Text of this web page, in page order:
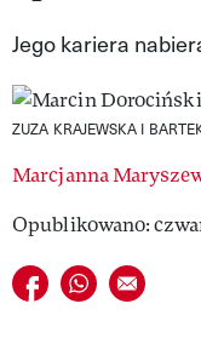
VIVA!PEOPLE POWER
VIVA!ITAKA
MAGAZYN VIVA!
Jego kariera
ZUZA KRAJEWSKA I
Marcjanna
Opublikowano:
Udostępnij na
Udostępnij na
E-mail do